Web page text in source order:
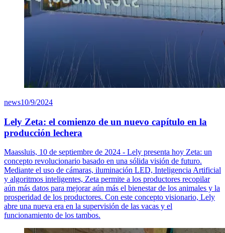
news10/9/2024
Lely Zeta: el comienzo de un nuevo capítulo en la
producción lechera
Maassluis, 10 de septiembre de 2024 - Lely presenta hoy Zeta: un
concepto revolucionario basado en una sólida visión de futuro.
Mediante el uso de cámaras, iluminación LED, Inteligencia Artificial
y algoritmos inteligentes, Zeta permite a los productores recopilar
aún más datos para mejorar aún más el bienestar de los animales y la
prosperidad de los productores. Con este concepto visionario, Lely
abre una nueva era en la supervisión de las vacas y el
funcionamiento de los tambos.